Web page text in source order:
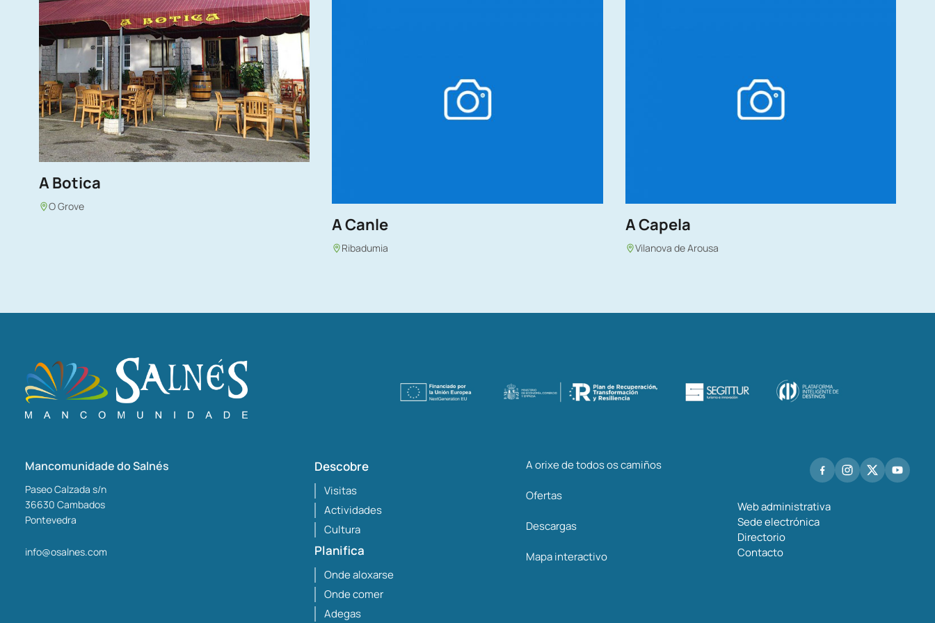
A Botica
O Grove
A Canle
Ribadumia
A Capela
Vilanova de Arousa
Mancomunidade do Salnés
Paseo Calzada s/n
36630 Cambados
Pontevedra
info@osalnes.com
Descobre
Visitas
Actividades
Cultura
Planifica
Onde aloxarse
Onde comer
Adegas
A orixe de todos os camiños
Ofertas
Descargas
Mapa interactivo
Web administrativa
Sede electrónica
Directorio
Contacto